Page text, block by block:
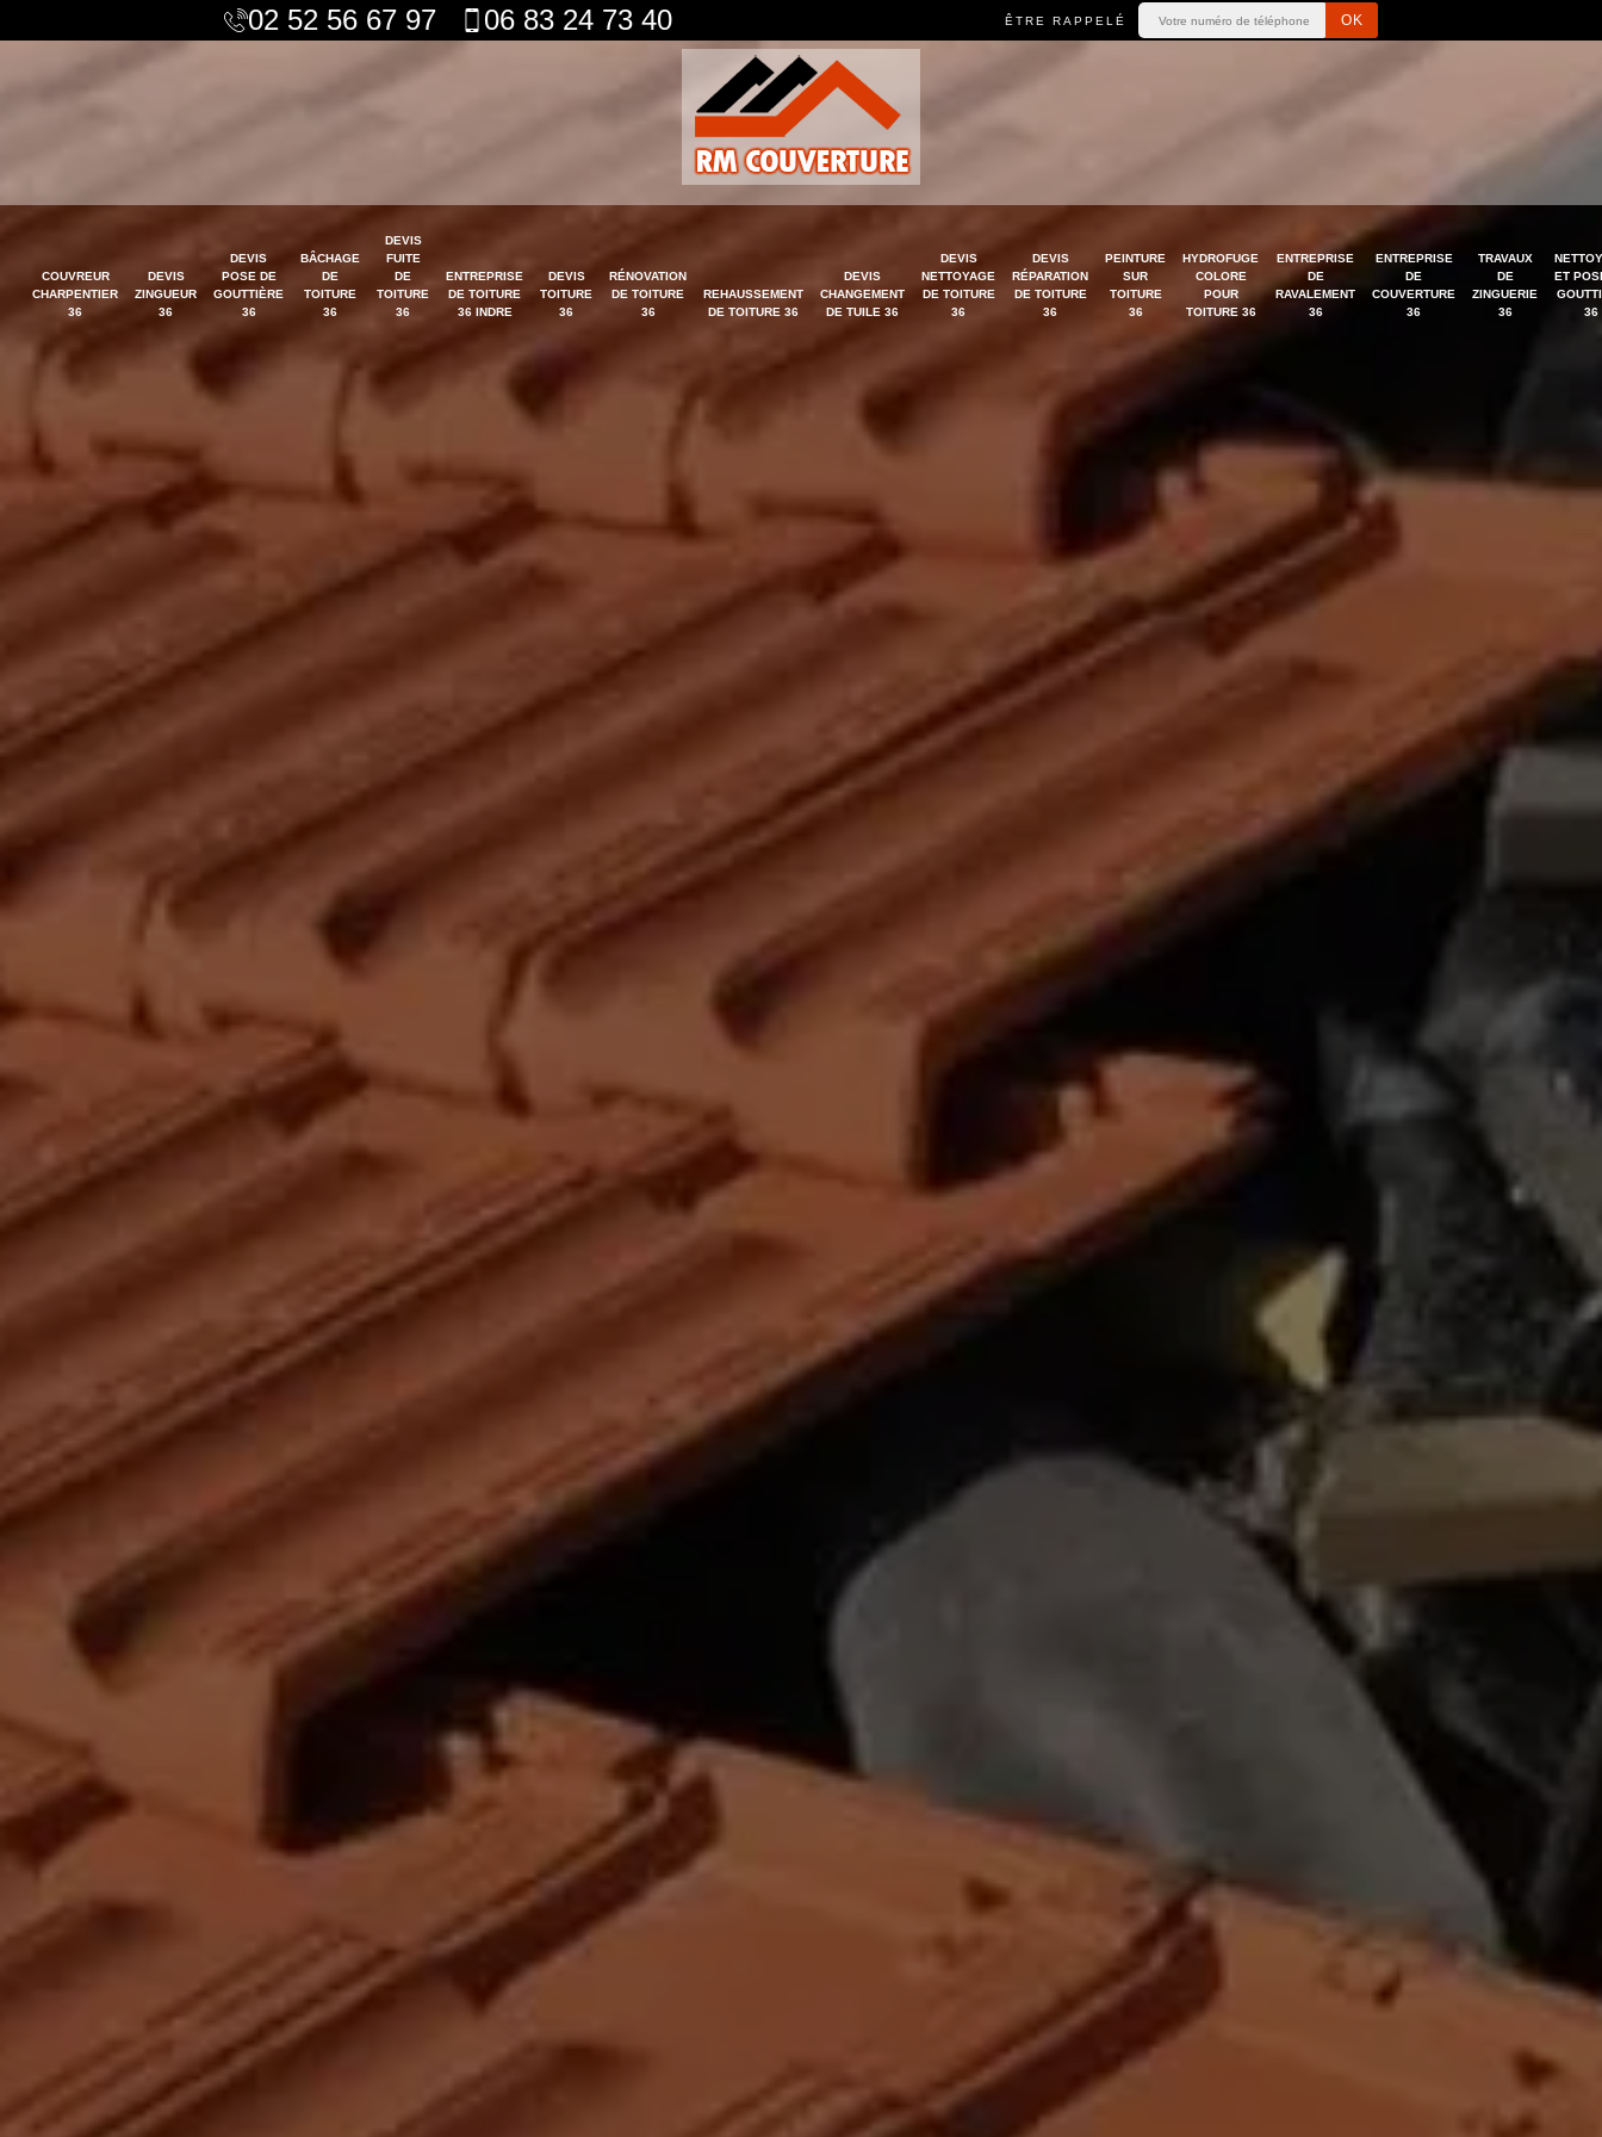
02 52 56 67 97 06 83 24 73 40 ÊTRE RAPPELÉ
COUVREUR
CHARPENTIER
36
DEVIS
ZINGUEUR
36
DEVIS
POSE DE
GOUTTIÈRE
36
BÂCHAGE
DE
TOITURE
36
DEVIS
FUITE
DE
TOITURE
36
ENTREPRISE
DE TOITURE
36 INDRE
DEVIS
TOITURE
36
RÉNOVATION
DE TOITURE
36
REHAUSSEMENT
DE TOITURE 36
DEVIS
CHANGEMENT
DE TUILE 36
DEVIS
NETTOYAGE
DE TOITURE
36
DEVIS
RÉPARATION
DE TOITURE
36
PEINTURE
SUR
TOITURE
36
HYDROFUGE
COLORE
POUR
TOITURE 36
ENTREPRISE
DE
RAVALEMENT
36
ENTREPRISE
DE
COUVERTURE
36
TRAVAUX
DE
ZINGUERIE
36
ET
36